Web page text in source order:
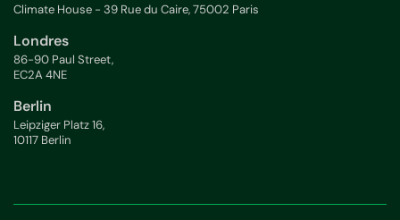
Climate House - 39 Rue du Caire, 75002 Paris
Londres
86-90 Paul Street,
EC2A 4NE
Berlin
Leipziger Platz 16,
10117 Berlin